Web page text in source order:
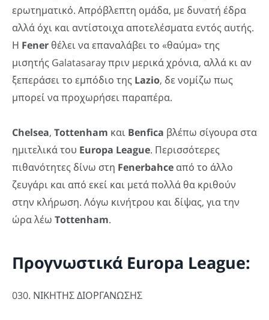
ερωτηματικό. Απρόβλεπτη ομάδα, με δυνατή έδρα
αλλά όχι και αντίστοιχα αποτελέσματα εντός αυτής.
Η Fener θέλει να επαναλάβει το «θαύμα» της
μισητής Galatasaray πριν μερικά χρόνια, αλλά κι αν
ξεπεράσει το εμπόδιο της Lazio, δε νομίζω πως
μπορεί να προχωρήσει παραπέρα.
Chelsea, Tottenham και Benfica βλέπω σίγουρα στα
ημιτελικά του Europa League. Περισσότερες
πιθανότητες δίνω στη Fenerbahce από το άλλο
ζευγάρι και από εκεί και μετά πολλά θα κριθούν
στην κλήρωση. Λόγω κινήτρου και δίψας, για την
ώρα λέω Tottenham.
Προγνωστικά Europa League:
030. ΝΙΚΗΤΗΣ ΔΙΟΡΓΑΝΩΣΗΣ